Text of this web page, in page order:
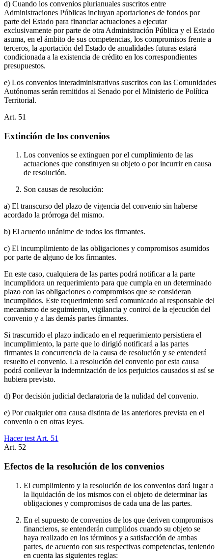
d) Cuando los convenios plurianuales suscritos entre
Administraciones Públicas incluyan aportaciones de fondos por
parte del Estado para financiar actuaciones a ejecutar
exclusivamente por parte de otra Administración Pública y el Estado
asuma, en el ámbito de sus competencias, los compromisos frente a
terceros, la aportación del Estado de anualidades futuras estará
condicionada a la existencia de crédito en los correspondientes
presupuestos.
e) Los convenios interadministrativos suscritos con las Comunidades
Autónomas serán remitidos al Senado por el Ministerio de Política
Territorial.
Art. 51
Extinción de los convenios
Los convenios se extinguen por el cumplimiento de las
actuaciones que constituyen su objeto o por incurrir en causa
de resolución.
Son causas de resolución:
a) El transcurso del plazo de vigencia del convenio sin haberse
acordado la prórroga del mismo.
b) El acuerdo unánime de todos los firmantes.
c) El incumplimiento de las obligaciones y compromisos asumidos
por parte de alguno de los firmantes.
En este caso, cualquiera de las partes podrá notificar a la parte
incumplidora un requerimiento para que cumpla en un determinado
plazo con las obligaciones o compromisos que se consideran
incumplidos. Este requerimiento será comunicado al responsable del
mecanismo de seguimiento, vigilancia y control de la ejecución del
convenio y a las demás partes firmantes.
Si trascurrido el plazo indicado en el requerimiento persistiera el
incumplimiento, la parte que lo dirigió notificará a las partes
firmantes la concurrencia de la causa de resolución y se entenderá
resuelto el convenio. La resolución del convenio por esta causa
podrá conllevar la indemnización de los perjuicios causados si así se
hubiera previsto.
d) Por decisión judicial declaratoria de la nulidad del convenio.
e) Por cualquier otra causa distinta de las anteriores prevista en el
convenio o en otras leyes.
Hacer test Art. 51
Art. 52
Efectos de la resolución de los convenios
El cumplimiento y la resolución de los convenios dará lugar a
la liquidación de los mismos con el objeto de determinar las
obligaciones y compromisos de cada una de las partes.
En el supuesto de convenios de los que deriven compromisos
financieros, se entenderán cumplidos cuando su objeto se
haya realizado en los términos y a satisfacción de ambas
partes, de acuerdo con sus respectivas competencias, teniendo
en cuenta las siguientes reglas: